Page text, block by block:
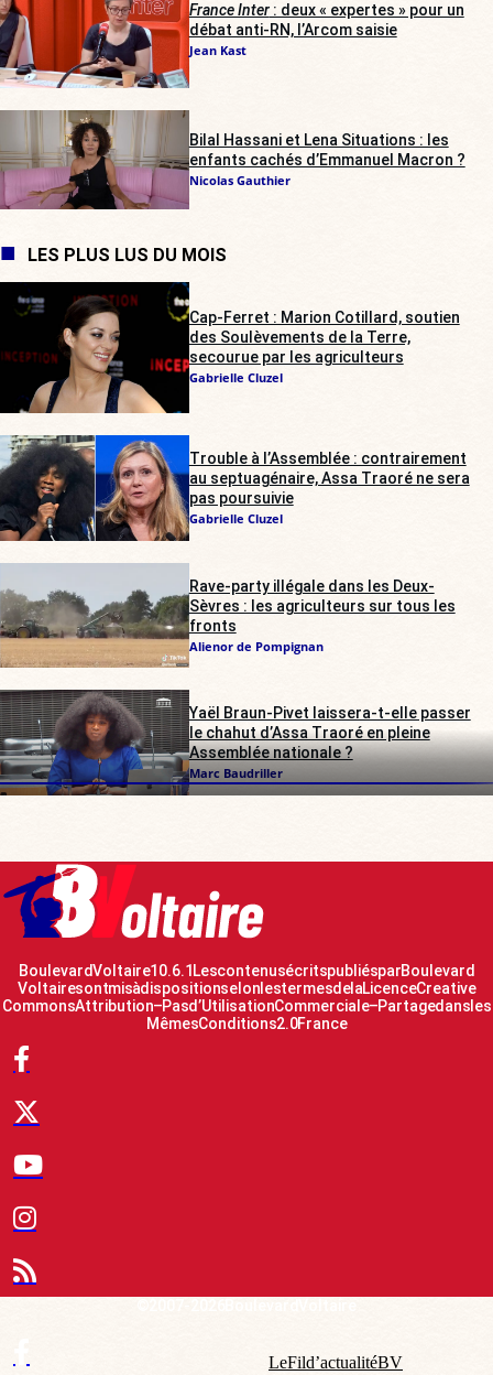
France Inter: deux « expertes » pour un
débat anti-RN, l’Arcom saisie
Jean Kast
Bilal Hassani et Lena Situations : les
enfants cachés d’Emmanuel Macron ?
Nicolas Gauthier
LES PLUS LUS DU MOIS
Cap-Ferret : Marion Cotillard, soutien
des Soulèvements de la Terre,
secourue par les agriculteurs
Gabrielle Cluzel
Trouble à l’Assemblée : contrairement
au septuagénaire, Assa Traoré ne sera
pas poursuivie
Gabrielle Cluzel
Rave-party illégale dans les Deux-
Sèvres : les agriculteurs sur tous les
fronts
Alienor de Pompignan
Yaël Braun-Pivet laissera-t-elle passer
le chahut d’Assa Traoré en pleine
Assemblée nationale ?
Marc Baudriller
Boulevard Voltaire 10.6.1 Les contenus écrits publiés par Boulevard
Voltaire sont mis à disposition selon les termes de la Licence Creative
Commons Attribution – Pas d’Utilisation Commerciale – Partage dans les
Mêmes Conditions 2.0 France
Le Fil d’actualité BV